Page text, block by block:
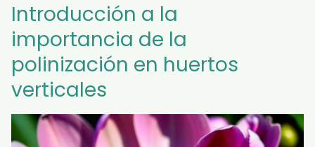
Introducción a la
importancia de la
polinización en huertos
verticales